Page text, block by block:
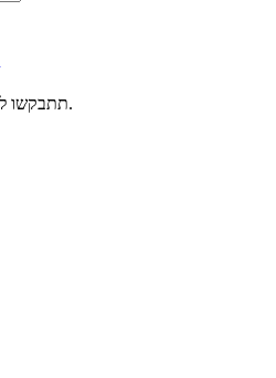
תתבקשו להתחבר כדי לשלוח את הבקשה.